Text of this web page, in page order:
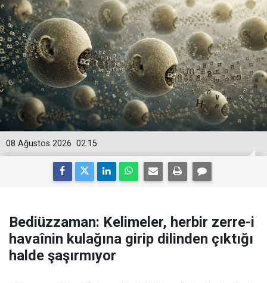
02:15
08 Ağustos 2026
Bediüzzaman: Kelimeler, herbir zerre-i
havaînin kulağına girip dilinden çıktığı
halde şaşırmıyor